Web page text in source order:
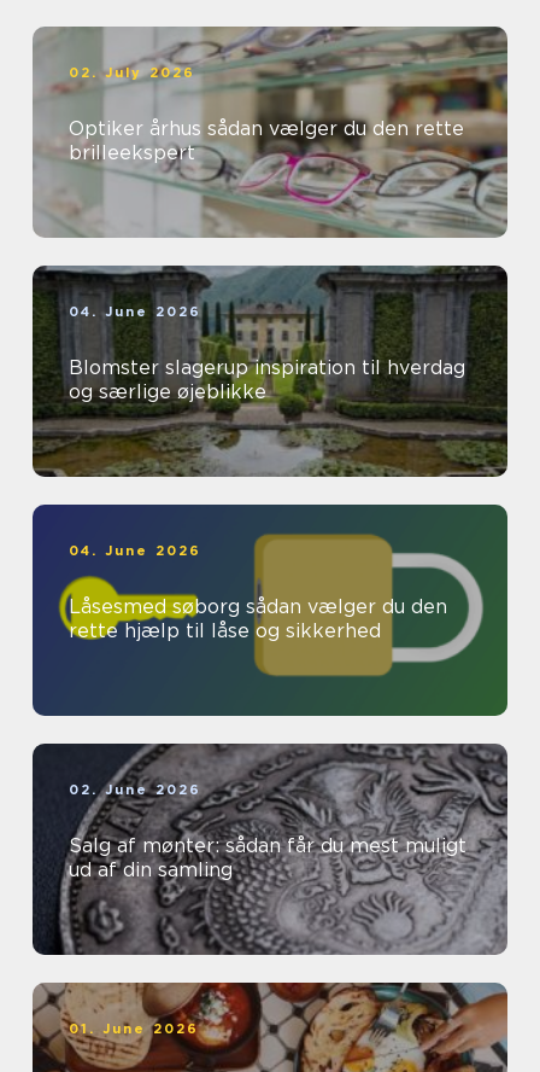
02. July 2026
Optiker århus sådan vælger du den rette
brilleekspert
04. June 2026
Blomster slagerup inspiration til hverdag
og særlige øjeblikke
04. June 2026
Låsesmed søborg sådan vælger du den
rette hjælp til låse og sikkerhed
02. June 2026
Salg af mønter: sådan får du mest muligt
ud af din samling
01. June 2026